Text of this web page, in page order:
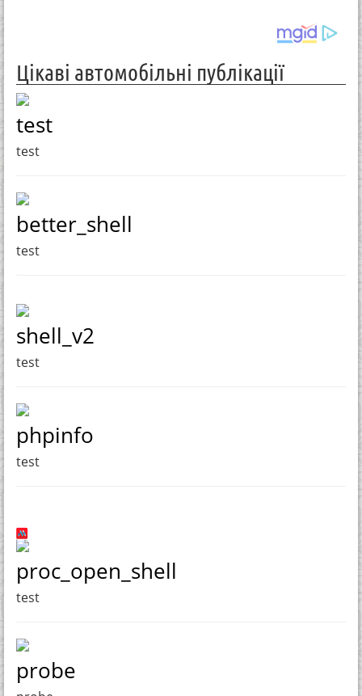
Цікаві автомобільні публікації
test
test
better_shell
test
shell_v2
test
phpinfo
test
proc_open_shell
test
probe